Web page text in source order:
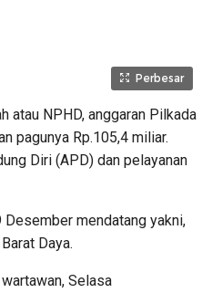
Perbesar
atau NPHD, anggaran Pilkada
pagunya Rp.105,4 miliar.
Diri (APD) dan pelayanan
mendatang yakni,
Daya.
Selasa